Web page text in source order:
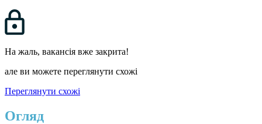
На жаль, вакансія вже закрита!
але ви можете переглянути схожі
Переглянути схожі
Огляд